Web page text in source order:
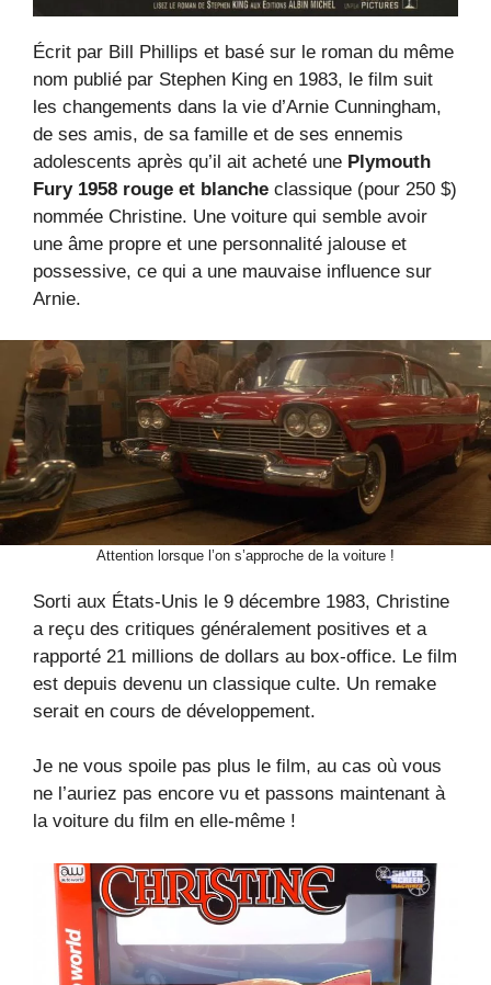
Écrit par Bill Phillips et basé sur le roman du même
nom publié par Stephen King en 1983, le film suit
les changements dans la vie d’Arnie Cunningham,
de ses amis, de sa famille et de ses ennemis
adolescents après qu’il ait acheté une Plymouth
Fury 1958 rouge et blanche classique (pour 250 $)
nommée Christine. Une voiture qui semble avoir
une âme propre et une personnalité jalouse et
possessive, ce qui a une mauvaise influence sur
Arnie.
Attention lorsque l’on s’approche de la voiture !
Sorti aux États-Unis le 9 décembre 1983, Christine
a reçu des critiques généralement positives et a
rapporté 21 millions de dollars au box-office. Le film
est depuis devenu un classique culte. Un remake
serait en cours de développement.
Je ne vous spoile pas plus le film, au cas où vous
ne l’auriez pas encore vu et passons maintenant à
la voiture du film en elle-même !